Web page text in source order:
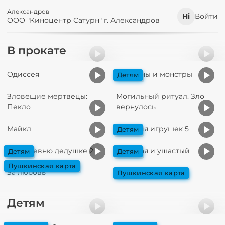
Александров
ООО "Киноцентр Сатурн" г. Александров Войти
В прокате
Одиссея детям
Миньоны и монстры
Зловещие мертвецы:
Пекло
Могильный ритуал. Зло
вернулось
Майкл детям
История игрушек 5
детям
пушкинская карта
На деревню дедушке 2 детям
Колючая и ушастый
За любовь пушкинская карта
Старый орёл
Детям